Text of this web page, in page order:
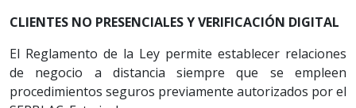
CLIENTES NO PRESENCIALES Y VERIFICACIÓN DIGITAL
El Reglamento de la Ley permite establecer relaciones
de negocio a distancia siempre que se empleen
procedimientos seguros previamente autorizados por el